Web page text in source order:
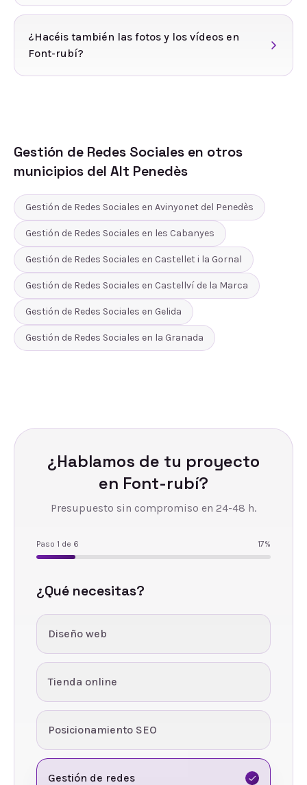
¿Hacéis también las fotos y los vídeos en
Font-rubí?
Gestión de Redes Sociales en otros
municipios del Alt Penedès
Gestión de Redes Sociales en Avinyonet del Penedès
Gestión de Redes Sociales en les Cabanyes
Gestión de Redes Sociales en Castellet i la Gornal
Gestión de Redes Sociales en Castellví de la Marca
Gestión de Redes Sociales en Gelida
Gestión de Redes Sociales en la Granada
¿Hablamos de tu proyecto
en Font-rubí?
Presupuesto sin compromiso en 24-48 h.
Paso 1 de 6 17%
¿Qué necesitas?
Diseño web
Tienda online
Posicionamiento SEO
Gestión de redes